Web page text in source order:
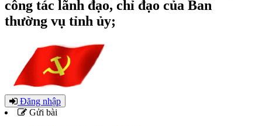
công tác lãnh đạo, chỉ đạo của Ban
thường vụ tỉnh ủy;
Đăng nhập
Gửi bài